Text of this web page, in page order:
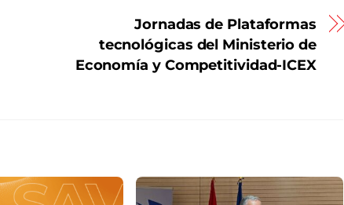
Jornadas de Plataformas
tecnológicas del Ministerio de
Economía y Competitividad-ICEX